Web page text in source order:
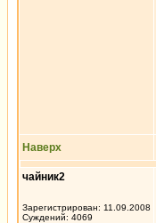
Наверх
чайник2
Зарегистрирован: 11.09.2008
Суждений: 4069